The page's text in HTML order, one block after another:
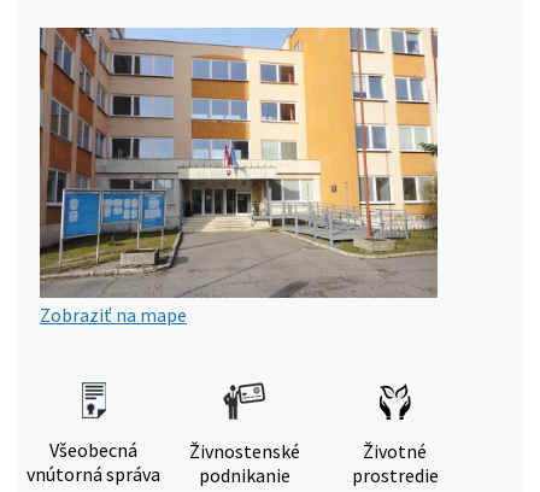
Zobraziť na mape
Všeobecná
vnútorná správa
Živnostenské
podnikanie
Životné
prostredie